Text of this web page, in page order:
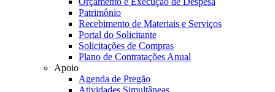
Patrimônio
Recebimento de Materiais e Serviços
Portal do Solicitante
Solicitações de Compras
Plano de Contratações Anual
Apoio
Agenda de Pregão
Atividades Simultâneas